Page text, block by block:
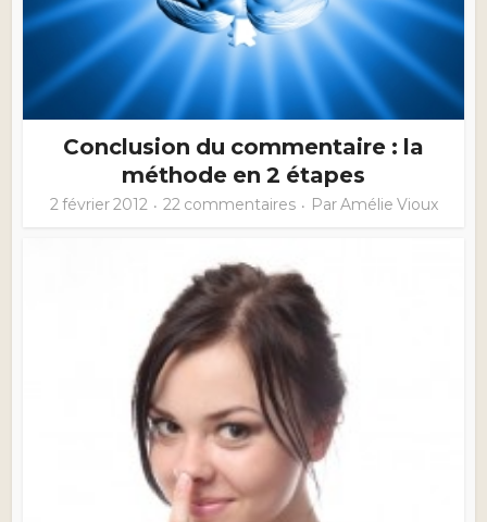
Conclusion du commentaire : la
méthode en 2 étapes
2 février 2012 22 commentaires ParAmélie Vioux